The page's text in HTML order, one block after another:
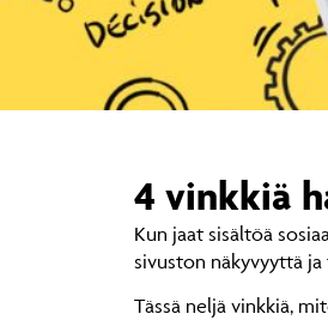
4 vinkkiä
Kun jaat sisältöä
sivuston näkyvyyttä
Tässä neljä vinkkiä,